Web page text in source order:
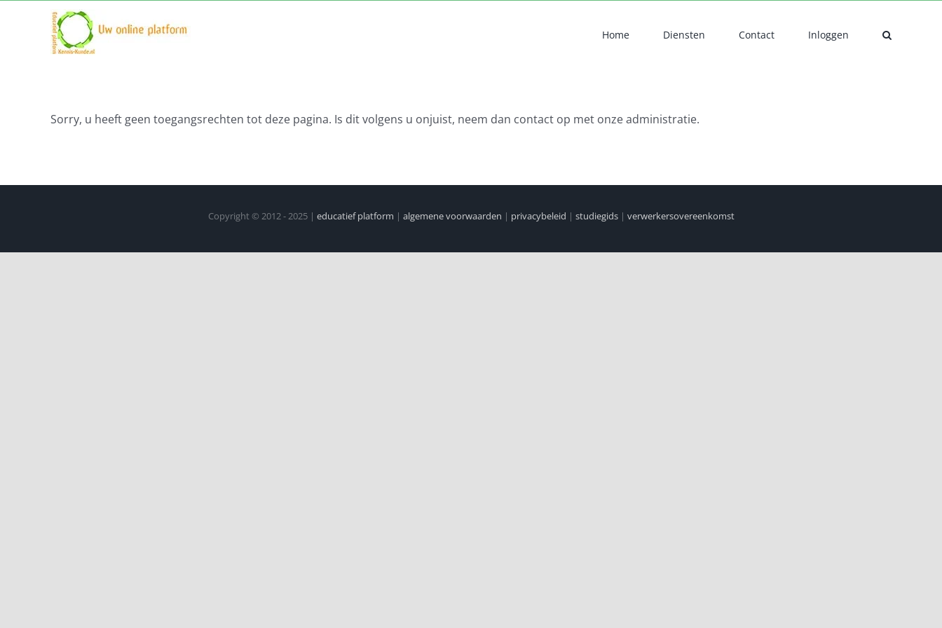
Home Diensten Contact Inloggen
Sorry, u heeft geen toegangsrechten tot deze pagina. Is dit volgens u onjuist, neem dan contact op met onze administratie.
Copyright © 2012 - 2025 | educatief platform | algemene voorwaarden | privacybeleid | studiegids| verwerkersovereenkomst